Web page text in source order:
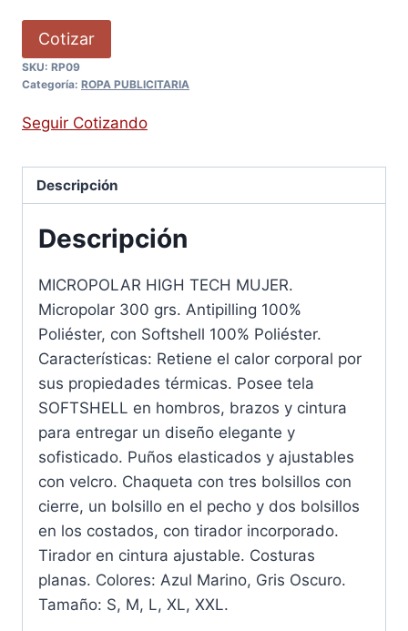
Cotizar
SKU: RP09
Categoría: ROPA PUBLICITARIA
Seguir Cotizando
Descripción
Descripción
MICROPOLAR HIGH TECH MUJER.
Micropolar 300 grs. Antipilling 100%
Poliéster, con Softshell 100% Poliéster.
Características: Retiene el calor corporal por
sus propiedades térmicas. Posee tela
SOFTSHELL en hombros, brazos y cintura
para entregar un diseño elegante y
sofisticado. Puños elasticados y ajustables
con velcro. Chaqueta con tres bolsillos con
cierre, un bolsillo en el pecho y dos bolsillos
en los costados, con tirador incorporado.
Tirador en cintura ajustable. Costuras
planas. Colores: Azul Marino, Gris Oscuro.
Tamaño: S, M, L, XL, XXL.